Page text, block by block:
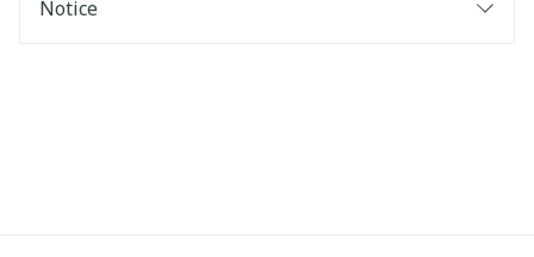
Notice